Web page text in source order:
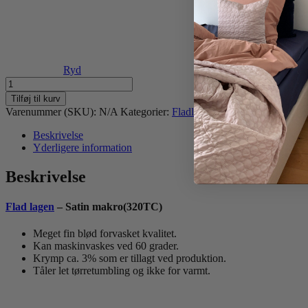
Ryd
Flad
lagen
-
Satin
makro
antal
Tilføj til kurv
Varenummer (SKU): N/A Kategorier: Fladlagner,Lagner
Beskrivelse
Yderligere information
Beskrivelse
Flad lagen – Satin makro(320TC)
Meget fin blød forvasket kvalitet.
Kan maskinvaskes ved 60 grader.
Krymp ca. 3% som er tillagt ved produktion.
Tåler let tørretumbling og ikke for varmt.